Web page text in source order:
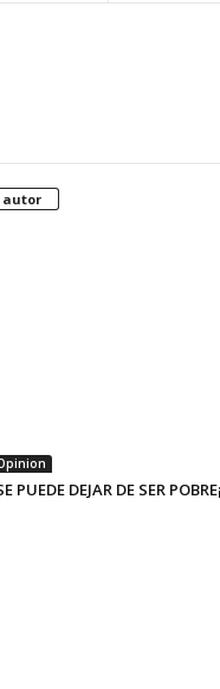
autor
PUEDE DEJAR DE SER POBRE¡